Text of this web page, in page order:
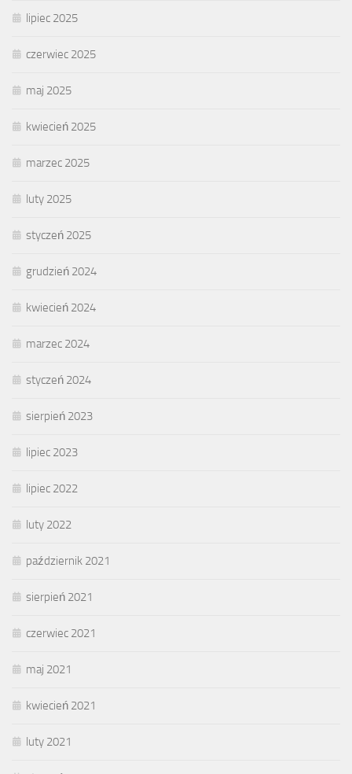
lipiec 2025
czerwiec 2025
maj 2025
kwiecień 2025
marzec 2025
luty 2025
styczeń 2025
grudzień 2024
kwiecień 2024
marzec 2024
styczeń 2024
sierpień 2023
lipiec 2023
lipiec 2022
luty 2022
październik 2021
sierpień 2021
czerwiec 2021
maj 2021
kwiecień 2021
luty 2021